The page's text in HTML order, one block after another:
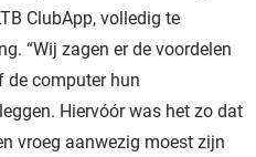
ClubApp, volledig te
“Wij zagen er de voordelen
de computer hun
Hiervóór was het zo dat
vroeg aanwezig moest zijn